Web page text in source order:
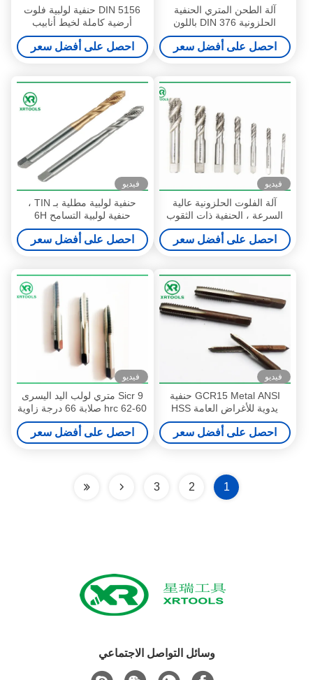
آلة الطحن المتري الحنفية
الحلزونية DIN 376 باللون
الأبيض من خلال الفتحة
احصل على أفضل سعر
DIN 5156 حنفية لولبية فلوت
أرضية كاملة لخيط أنابيب
ويتوورث H1 الدقة
احصل على أفضل سعر
فيديو
آلة الفلوت الحلزونية عالية
السرعة ، الحنفية ذات الثقوب
العمياء ، صنابير قطع الخيط
احصل على أفضل سعر
فيديو
حنفية لولبية مطلية بـ TIN ،
حنفية لولبية التسامح 6H
احصل على أفضل سعر
فيديو
GCR15 Metal ANSI حنفية
يدوية للأغراض العامة HSS
احصل على أفضل سعر
فيديو
9 Sicr متري لولب اليد اليسرى
60-62 hrc صلابة 66 درجة زاوية
الخيط
احصل على أفضل سعر
1
2
3
وسائل التواصل الاجتماعي